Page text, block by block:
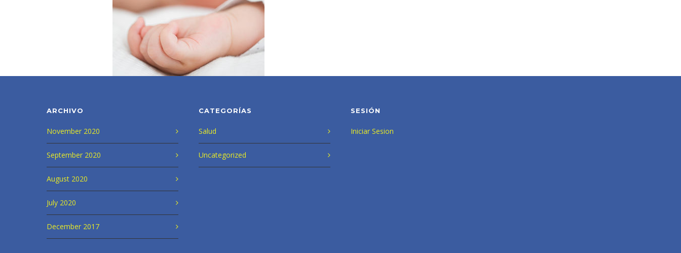
ARCHIVO
November 2020
September 2020
August 2020
July 2020
December 2017
CATEGORÍAS
Salud
Uncategorized
SESIÓN
Iniciar Sesion